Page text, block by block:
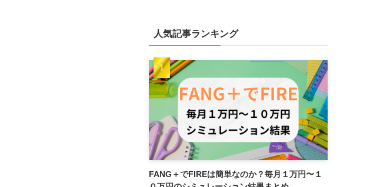
人気記事ランキング
FANG＋でFIREは簡単なのか？毎月１万円〜１